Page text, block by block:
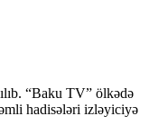
“Baku TV” ölkədə
hadisələri izləyiciyə